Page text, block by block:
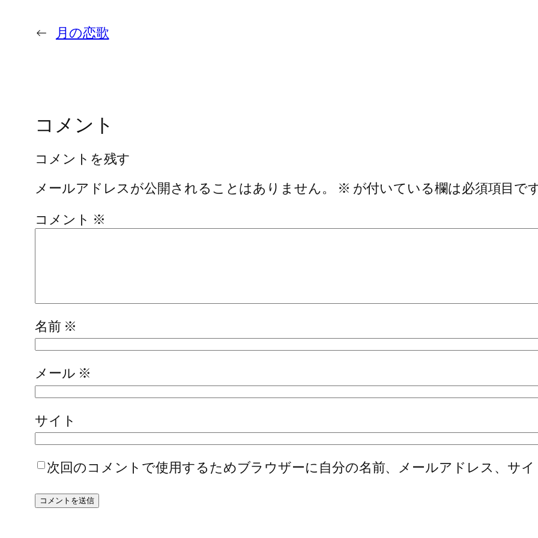
← 月の恋歌
コメント
コメントを残す
メールアドレスが公開されることはありません。
※ が付いている欄は必須項目で
コメント ※
名前 ※
メール ※
サイト
次回のコメントで使用するためブラウザーに自分の名前、メールアドレス、サ